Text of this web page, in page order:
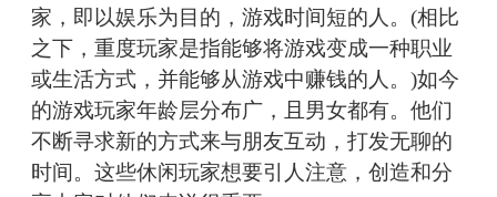
家，即以娱乐为目的，游戏时间短的人。(相比
之下，重度玩家是指能够将游戏变成一种职业
或生活方式，并能够从游戏中赚钱的人。)如今
的游戏玩家年龄层分布广，且男女都有。他们
不断寻求新的方式来与朋友互动，打发无聊的
时间。这些休闲玩家想要引人注意，创造和分